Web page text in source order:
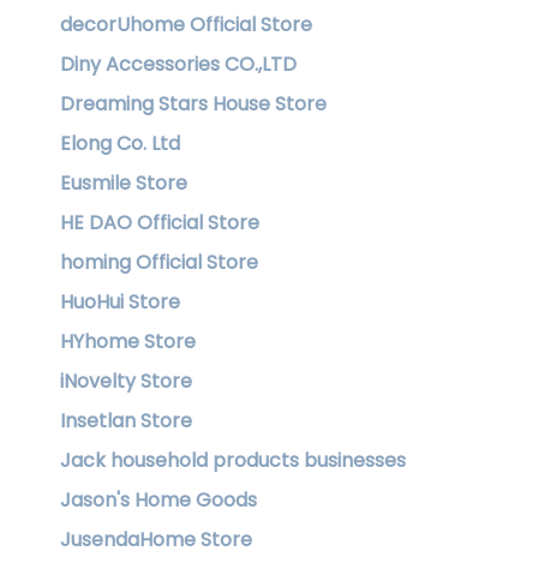
decorUhome Official Store
Diny Accessories CO.,LTD
Dreaming Stars House Store
Elong Co. Ltd
Eusmile Store
HE DAO Official Store
homing Official Store
HuoHui Store
HYhome Store
iNovelty Store
Insetlan Store
Jack household products businesses
Jason's Home Goods
JusendaHome Store